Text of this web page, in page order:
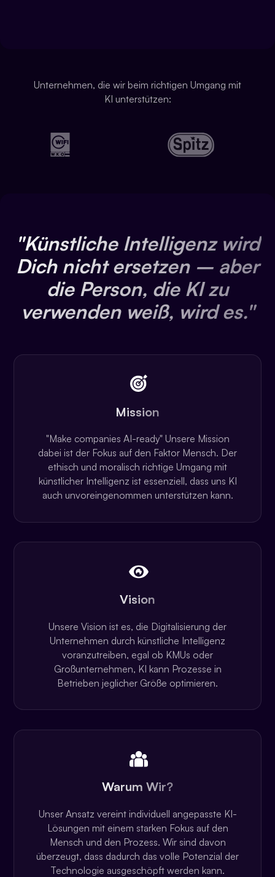
Unternehmen, die wir beim richtigen Umgang mit
KI unterstützen:
"Künstliche Intelligenz wird
Dich nicht ersetzen – aber
die Person, die KI zu
verwenden weiß, wird es."
Mission
"Make companies AI-ready" Unsere Mission
dabei ist der Fokus auf den Faktor Mensch. Der
ethisch und moralisch richtige Umgang mit
künstlicher Intelligenz ist essenziell, dass uns KI
auch unvoreingenommen unterstützen kann.
Vision
Unsere Vision ist es, die Digitalisierung der
Unternehmen durch künstliche Intelligenz
voranzutreiben, egal ob KMUs oder
Großunternehmen, KI kann Prozesse in
Betrieben jeglicher Größe optimieren.
Warum Wir?
Unser Ansatz vereint individuell angepasste KI-
Lösungen mit einem starken Fokus auf den
Mensch und den Prozess. Wir sind davon
überzeugt, dass dadurch das volle Potenzial der
Technologie ausgeschöpft werden kann.